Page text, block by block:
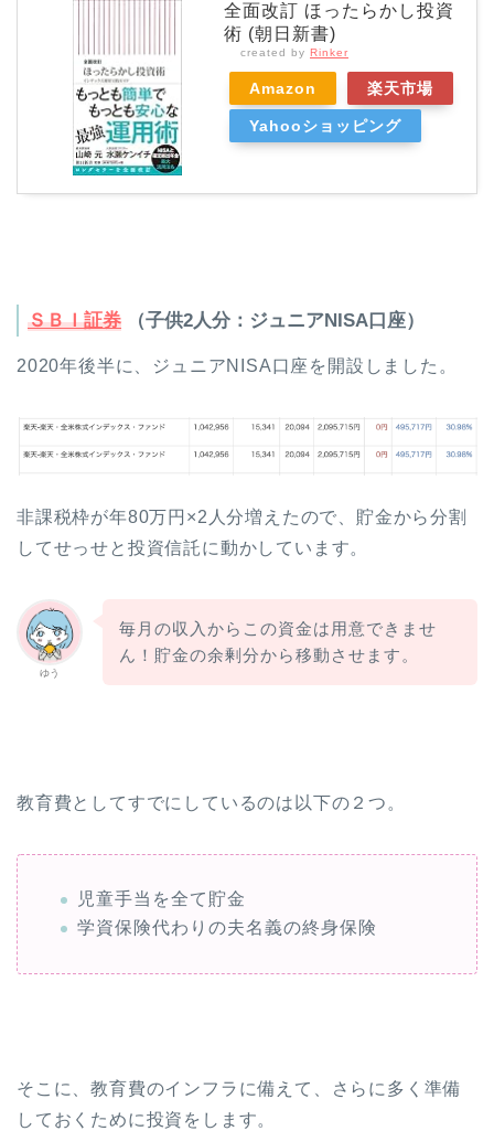
全面改訂 ほったらかし投資
術 (朝日新書)
created by Rinker
Amazon 楽天市場
Yahooショッピング
ＳＢＩ証券 （子供2人分：ジュニアNISA口座）
2020年後半に、ジュニアNISA口座を開設しました。
非課税枠が年80万円×2人分増えたので、貯金から分割
してせっせと投資信託に動かしています。
ゆう
毎月の収入からこの資金は用意できませ
ん！貯金の余剰分から移動させます。
教育費としてすでにしているのは以下の２つ。
児童手当を全て貯金
学資保険代わりの夫名義の終身保険
そこに、教育費のインフラに備えて、さらに多く準備
しておくために投資をします。